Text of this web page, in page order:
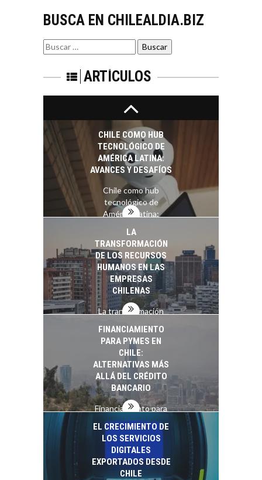
BUSCA EN CHILEALDIA.BIZ
Buscar
por:
ARTÍCULOS
El Desierto de
Estratégico para el
Desarrollo Turístico…
LA INDUSTRIA
MINERA CHILENA
DE LA
SOSTENIBILIDAD
Minería chilena: un
el reto ineludible de…
CHILE COMO HUB
TECNOLÓGICO DE
AMÉRICA LATINA:
AVANCES Y DESAFÍOS
Chile como hub
tecnológico de
América Latina:
LA
TRANSFORMACIÓN
DE LOS RECURSOS
HUMANOS EN LAS
EMPRESAS
CHILENAS
La transformación
recursos humanos en
las empresas…
FINANCIAMIENTO
PARA PYMES EN
CHILE:
ALTERNATIVAS MÁS
ALLÁ DEL CRÉDITO
BANCARIO
Financiamiento para
pymes en Chile:
alternativas que
trascienden el
crédito…
EL CRECIMIENTO DE
LOS SERVICIOS
DIGITALES
EXPORTADOS DESDE
CHILE